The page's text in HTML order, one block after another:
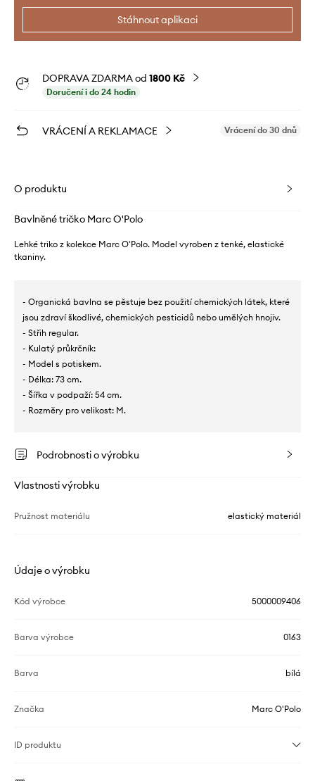
Stáhnout aplikaci
DOPRAVA ZDARMA od 1800 Kč
Doručení i do 24 hodin
VRÁCENÍ A REKLAMACE Vrácení do 30 dnů
O produktu
Bavlněné tričko Marc O'Polo
Lehké triko z kolekce Marc O'Polo. Model vyroben z tenké, elastické
tkaniny.
- Organická bavlna se pěstuje bez použití chemických látek, které
jsou zdraví škodlivé, chemických pesticidů nebo umělých hnojiv.
- Střih regular.
- Kulatý průkrčník:
- Model s potiskem.
- Délka: 73 cm.
- Šířka v podpaží: 54 cm.
- Rozměry pro velikost: M.
Podrobnosti o výrobku
Vlastnosti výrobku
Pružnost materiálu elastický materiál
Údaje o výrobku
Kód výrobce 5000009406
Barva výrobce 0163
Barva bílá
Značka Marc O'Polo
ID produktu